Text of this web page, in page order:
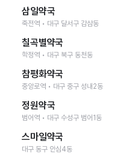
삼일약국
죽전역 • 대구 달서구 감삼동
칠곡별약국
학정역 • 대구 북구 동천동
참평화약국
중앙로역 • 대구 중구 성내2동
정원약국
범어역 • 대구 수성구 범어1동
스마일약국
대구 동구 안심4동